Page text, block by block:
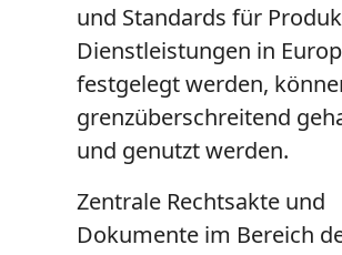
und Standards für
Dienstleistungen in
festgelegt werden,
grenzüberschreitend
und genutzt werden.
Zentrale Rechtsakte und
Dokumente im Bereich